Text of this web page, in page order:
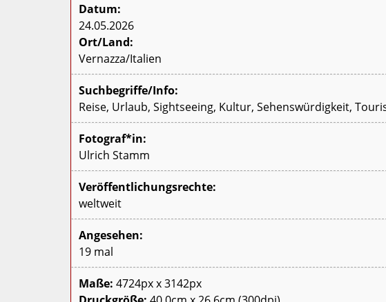
Datum:
24.05.2026
Ort/Land:
Vernazza/Italien
Suchbegriffe/Info:
Reise, Urlaub, Sightseeing, Kultur, Sehenswürdigkeit,
Fotograf*in:
Ulrich Stamm
Veröffentlichungsrechte:
weltweit
Angesehen:
19 mal
Maße: 4724px x 3142px